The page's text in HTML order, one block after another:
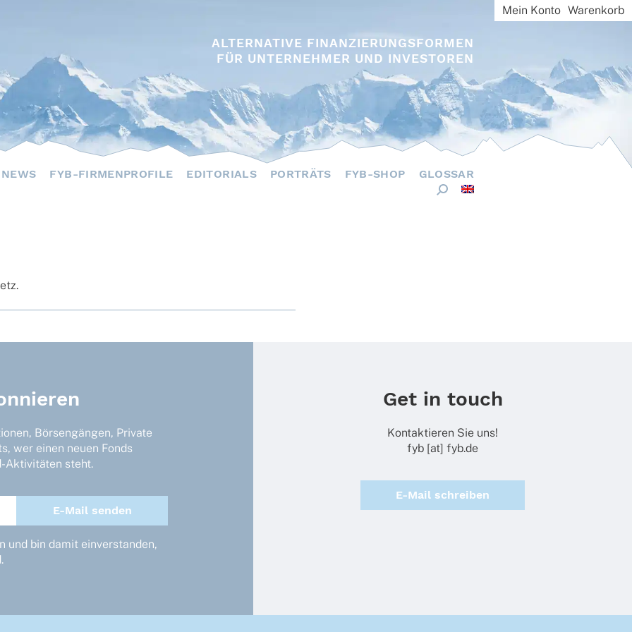
ALTERNATIVE FINANZIERUNGSFORMEN
FÜR UNTERNEHMER UND INVESTOREN
Mein Konto Warenkorb
NEWS FYB-FIRMENPROFILE EDITORIALS PORTRÄTS FYB-SHOP GLOSSAR
Börsengängen, Private
wer einen neuen Fonds
Aktivitäten steht.
und bin damit einverstanden,
Get in touch
Kontaktieren Sie uns!
fyb [at] fyb.de
E-Mail schreiben